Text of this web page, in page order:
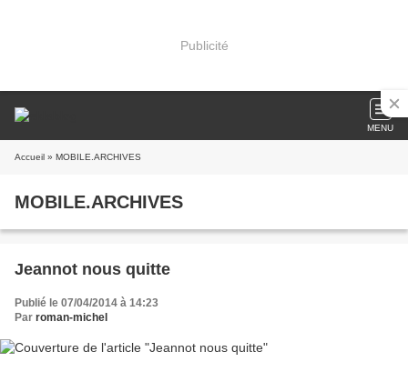
Publicité
MENU
Accueil » MOBILE.ARCHIVES
MOBILE.ARCHIVES
Jeannot nous quitte
Publié le 07/04/2014 à 14:23
Par roman-michel